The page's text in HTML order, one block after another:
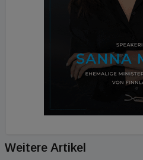
Weitere Artikel